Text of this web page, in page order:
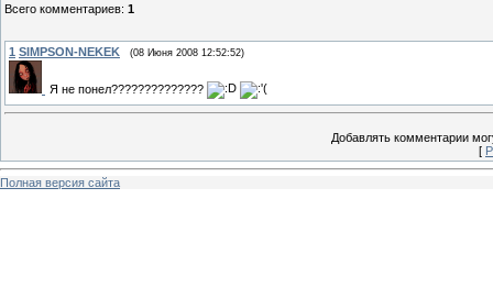
Всего комментариев: 1
1 SIMPSON-NEKEK (08 Июня 2008 12:52:52)
Я не понел??????????????
Добавлять комментарии
[
Полная версия сайта